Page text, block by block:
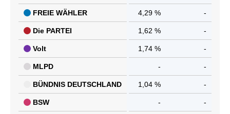
FREIE WÄHLER 4,29 % -
Die PARTEI 1,62 % -
Volt 1,74 % -
MLPD - -
BÜNDNIS DEUTSCHLAND 1,04 % -
BSW - -